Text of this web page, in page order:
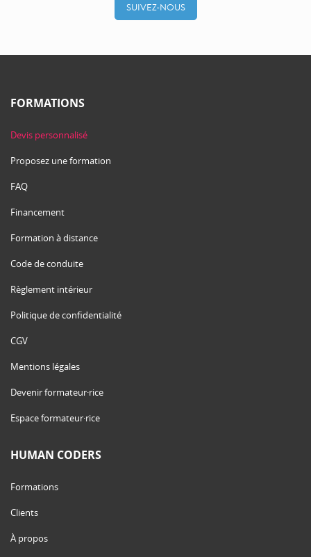
SUIVEZ-NOUS
FORMATIONS
Devis personnalisé
Proposez une formation
FAQ
Financement
Formation à distance
Code de conduite
Règlement intérieur
Politique de confidentialité
CGV
Mentions légales
Devenir formateur·rice
Espace formateur·rice
HUMAN CODERS
Formations
Clients
À propos